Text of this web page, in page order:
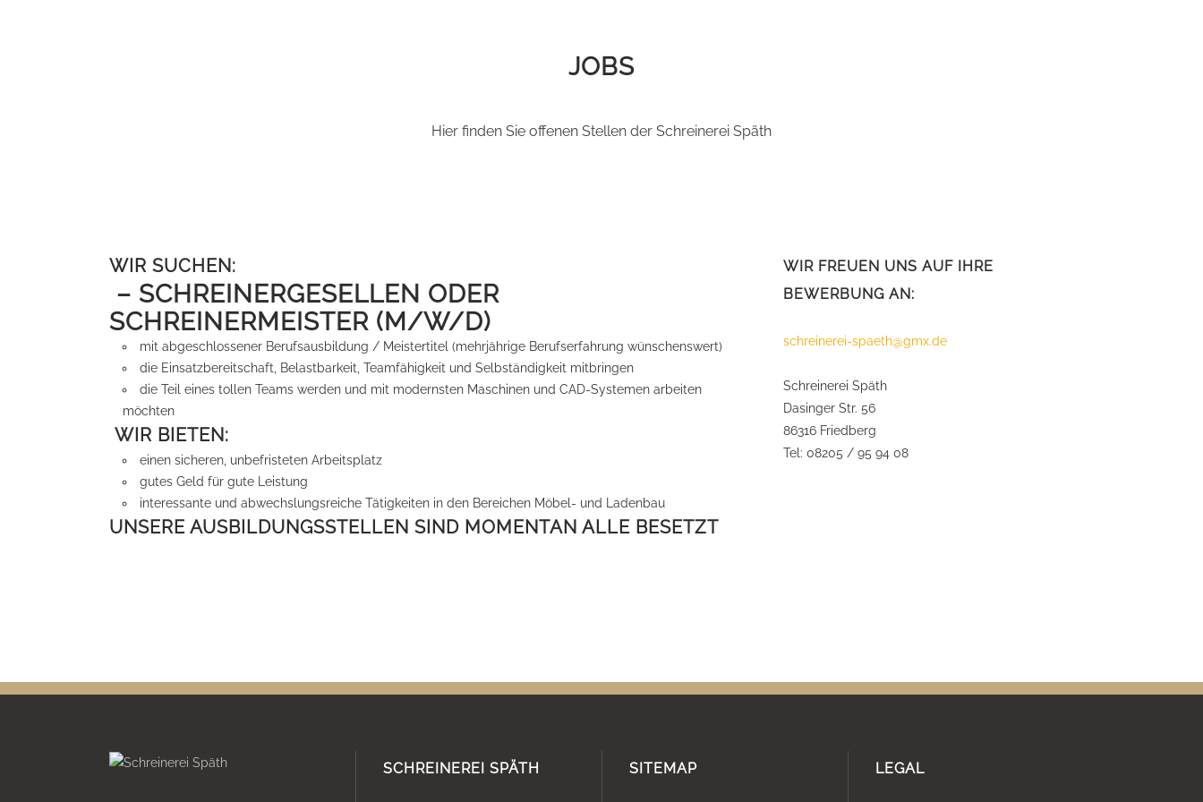
JOBS
Hier finden Sie offenen Stellen der Schreinerei Späth
WIR SUCHEN:
– SCHREINERGESELLEN ODER
SCHREINERMEISTER (M/W/D)
mit abgeschlossener Berufsausbildung / Meistertitel (mehrjährige Berufserfahrung wünschenswert)
die Einsatzbereitschaft, Belastbarkeit, Teamfähigkeit und Selbständigkeit mitbringen
die Teil eines tollen Teams werden und mit modernsten Maschinen und CAD-Systemen arbeiten
möchten
WIR BIETEN:
einen sicheren, unbefristeten Arbeitsplatz
gutes Geld für gute Leistung
interessante und abwechslungsreiche Tätigkeiten in den Bereichen Möbel- und Ladenbau
UNSERE AUSBILDUNGSSTELLEN SIND MOMENTAN ALLE BESETZT
WIR FREUEN UNS AUF IHRE
BEWERBUNG AN:
schreinerei-spaeth@gmx.de
Schreinerei Späth
Dasinger Str. 56
86316 Friedberg
Tel: 08205 / 95 94 08
SCHREINEREI SPÄTH SITEMAP LEGAL